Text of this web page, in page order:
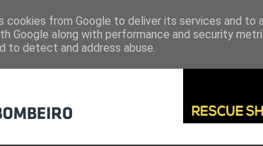
cookies from Google to deliver its services and to
Google along with performance and security
to detect and address abuse.